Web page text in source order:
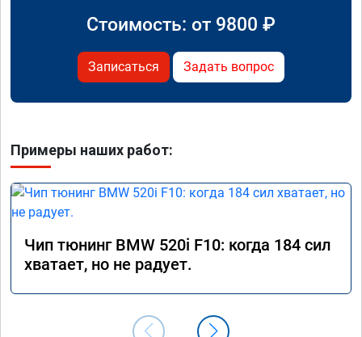
Стоимость: от 9800 ₽
Записаться Задать вопрос
Примеры наших работ:
Чип тюнинг BMW 520i F10: когда 184 сил
хватает, но не радует.